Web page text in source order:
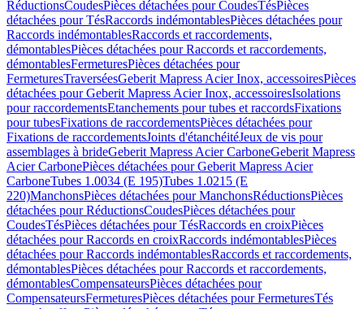
RéductionsCoudesPièces détachées pour CoudesTésPièces
détachées pour TésRaccords indémontablesPièces détachées pour
Raccords indémontablesRaccords et raccordements,
démontablesPièces détachées pour Raccords et raccordements,
démontablesFermeturesPièces détachées pour
FermeturesTraverséesGeberit Mapress Acier Inox, accessoiresPièces
détachées pour Geberit Mapress Acier Inox, accessoiresIsolations
pour raccordementsEtanchements pour tubes et raccordsFixations
pour tubesFixations de raccordementsPièces détachées pour
Fixations de raccordementsJoints d'étanchéitéJeux de vis pour
assemblages à brideGeberit Mapress Acier CarboneGeberit Mapress
Acier CarbonePièces détachées pour Geberit Mapress Acier
CarboneTubes 1.0034 (E 195)Tubes 1.0215 (E
220)ManchonsPièces détachées pour ManchonsRéductionsPièces
détachées pour RéductionsCoudesPièces détachées pour
CoudesTésPièces détachées pour TésRaccords en croixPièces
détachées pour Raccords en croixRaccords indémontablesPièces
détachées pour Raccords indémontablesRaccords et raccordements,
démontablesPièces détachées pour Raccords et raccordements,
démontablesCompensateursPièces détachées pour
CompensateursFermeturesPièces détachées pour FermeturesTés